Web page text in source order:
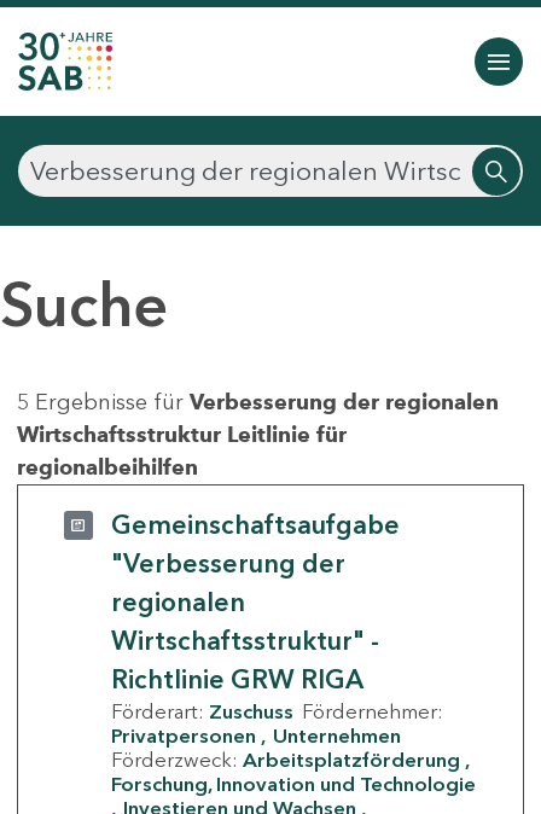
Suche
5 Ergebnisse für Verbesserung der regionalen
Wirtschaftsstruktur Leitlinie für
regionalbeihilfen
Gemeinschaftsaufgabe
"Verbesserung der
regionalen
Wirtschaftsstruktur" -
Richtlinie GRW RIGA
Förderart: Zuschuss Fördernehmer:
Privatpersonen
Unternehmen
Förderzweck: Arbeitsplatzförderung
Forschung, Innovation und Technologie
Investieren und Wachsen